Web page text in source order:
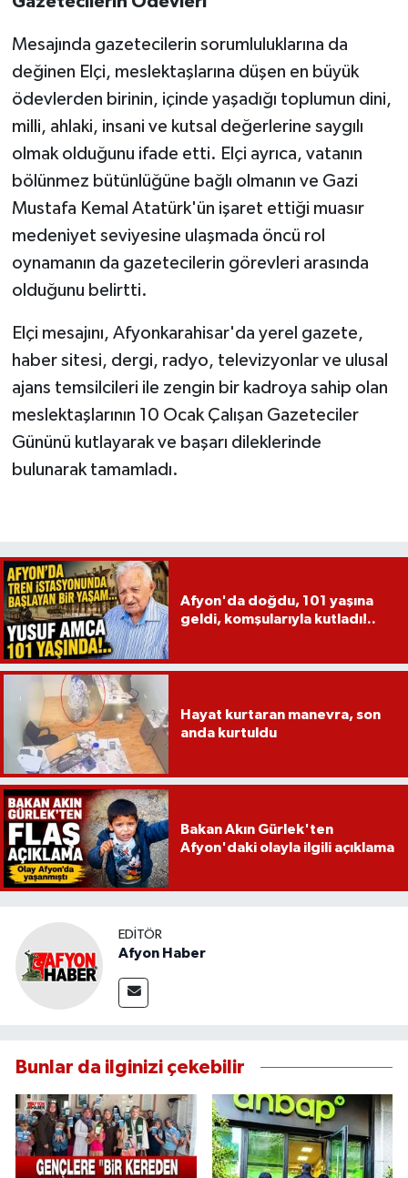
Mesajında gazetecilerin sorumluluklarına da
değinen Elçi, meslektaşlarına düşen en büyük
ödevlerden birinin, içinde yaşadığı toplumun dini,
milli, ahlaki, insani ve kutsal değerlerine saygılı
olmak olduğunu ifade etti. Elçi ayrıca, vatanın
bölünmez bütünlüğüne bağlı olmanın ve Gazi
Mustafa Kemal Atatürk'ün işaret ettiği muasır
medeniyet seviyesine ulaşmada öncü rol
oynamanın da gazetecilerin görevleri arasında
olduğunu belirtti.
Elçi mesajını, Afyonkarahisar'da yerel gazete,
haber sitesi, dergi, radyo, televizyonlar ve ulusal
ajans temsilcileri ile zengin bir kadroya sahip olan
meslektaşlarının 10 Ocak Çalışan Gazeteciler
Gününü kutlayarak ve başarı dileklerinde
bulunarak tamamladı.
Afyon'da doğdu, 101 yaşına
geldi, komşularıyla kutladı!..
Hayat kurtaran manevra, son
anda kurtuldu
Bakan Akın Gürlek'ten
Afyon'daki olayla ilgili açıklama
EDITÖR
Afyon Haber
Bunlar da ilginizi çekebilir